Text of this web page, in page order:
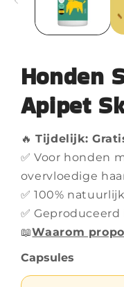
Honden
Apipet
🔥Tijdelijk:
✅ Voor honden
overvloedige
✅ 100%
✅ Geproduceerd
📖Waarom
Capsules